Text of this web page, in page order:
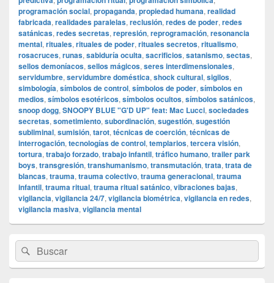
programación social, propaganda, propiedad humana, realidad
fabricada, realidades paralelas, reclusión, redes de poder, redes
satánicas, redes secretas, represión, reprogramación, resonancia
mental, rituales, rituales de poder, rituales secretos, ritualismo,
rosacruces, runas, sabiduría oculta, sacrificios, satanismo, sectas,
sellos demoníacos, sellos mágicos, seres interdimensionales,
servidumbre, servidumbre doméstica, shock cultural, sigilos,
simbología, símbolos de control, símbolos de poder, símbolos en
medios, símbolos esotéricos, símbolos ocultos, símbolos satánicos,
snoop dogg, SNOOPY BLUE "G'D UP" feat: Mac Lucci, sociedades
secretas, sometimiento, subordinación, sugestión, sugestión
subliminal, sumisión, tarot, técnicas de coerción, técnicas de
interrogación, tecnologías de control, templarios, tercera visión,
tortura, trabajo forzado, trabajo infantil, tráfico humano, trailer park
boys, transgresión, transhumanismo, transmutación, trata, trata de
blancas, trauma, trauma colectivo, trauma generacional, trauma
infantil, trauma ritual, trauma ritual satánico, vibraciones bajas,
vigilancia, vigilancia 24/7, vigilancia biométrica, vigilancia en redes,
vigilancia masiva, vigilancia mental
área
de
widget
Buscar
por:
Buscar